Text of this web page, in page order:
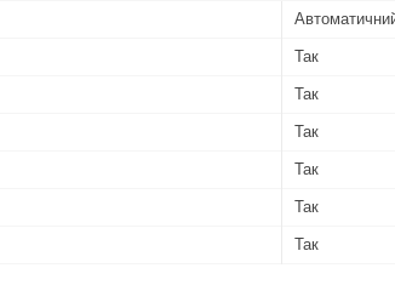
Так
Так
Так
Так
Так
Так